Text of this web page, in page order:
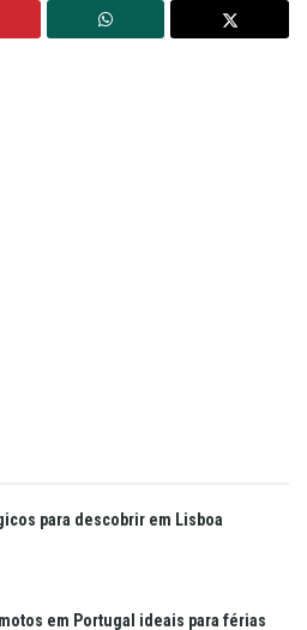
para descobrir em Lisboa
em Portugal ideais para férias